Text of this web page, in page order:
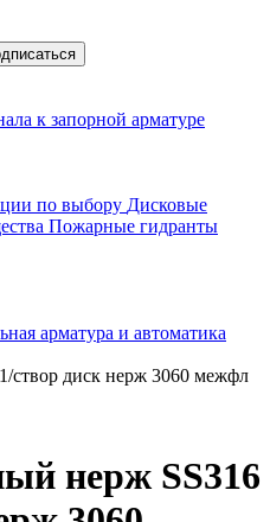
к запорной арматуре
по выбору Дисковые
Пожарные гидранты
арматура и автоматика
створ диск нерж 3060 межфл
нерж SS316